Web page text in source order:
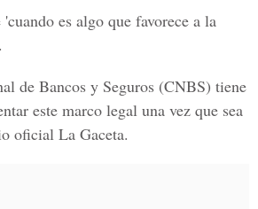
es algo que favorece a la
de Bancos y Seguros (CNBS) tiene
este marco legal una vez que sea
oficial La Gaceta.